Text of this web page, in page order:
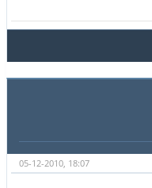
05-12-2010, 18:07